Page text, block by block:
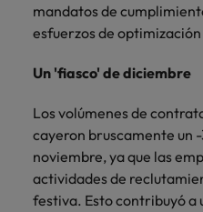
mandatos de
esfuerzos de
Un 'fiasco' de diciembre
Los volúmenes de
cayeron bruscamente un
noviembre, ya que las
actividades de
festiva. Esto contribuyó